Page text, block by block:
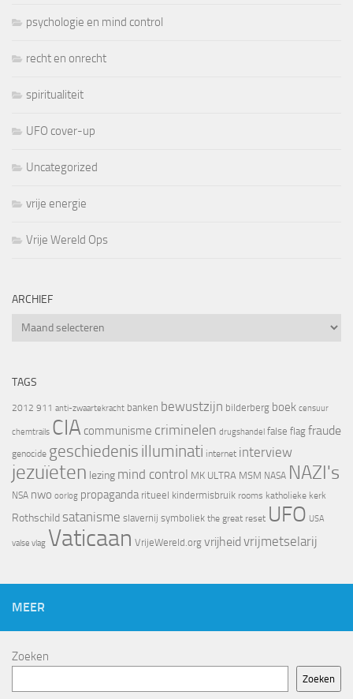
psychologie en mind control
recht en onrecht
spiritualiteit
UFO cover-up
Uncategorized
vrije energie
Vrije Wereld Ops
ARCHIEF
Archief
TAGS
2012 911 anti-zwaartekracht banken bewustzijn bilderberg boek censuur
chemtrails CIA communisme criminelen drugshandel false flag fraude
genocide geschiedenis illuminati internet interview
jezuïeten lezing mind control MK ULTRA MSM NASA NAZI's
NSA nwo oorlog propaganda ritueel kindermisbruik rooms katholieke kerk
Rothschild satanisme slavernij symboliek the great reset UFO USA
valse vlag Vaticaan VrijeWereld.org vrijheid vrijmetselarij
MEER
Zoeken
Zoeken